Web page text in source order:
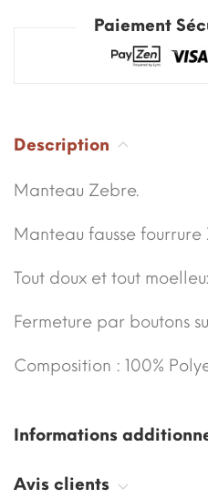
Paiement
Description
Manteau Zebre.
Manteau fausse fourrure
Tout doux et tout
Fermeture par boutons
Composition : 100%
Informations
Avis clients